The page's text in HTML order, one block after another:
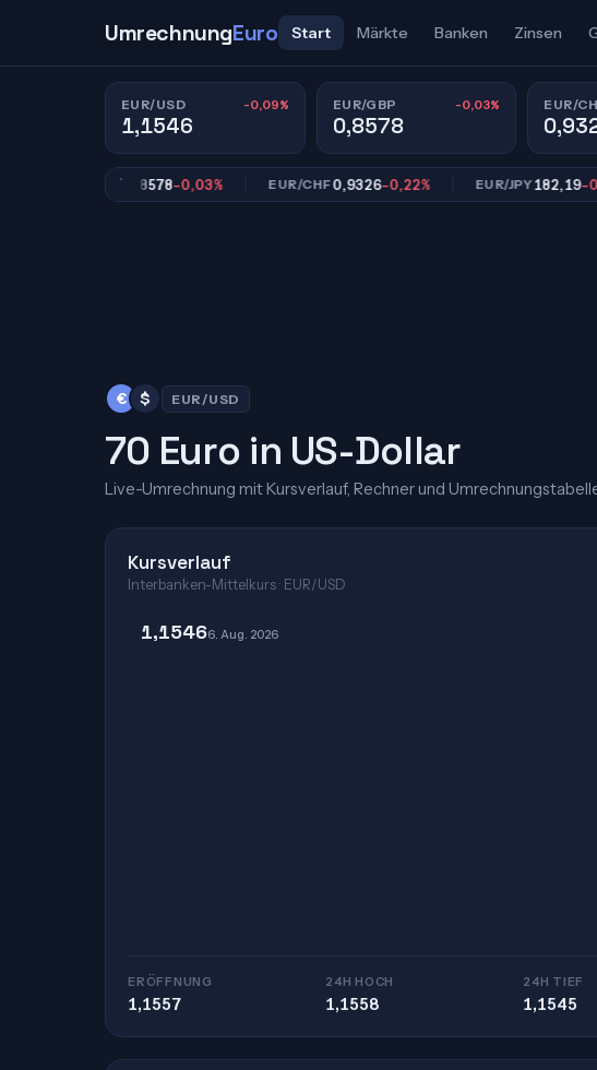
UmrechnungEuro Start Märkte Banken Zinsen
EUR/USD -0,09%
1,1546
EUR/GBP -0,03%
0,8578
EUR/
0,8578 -0,03% EUR/CHF0,9326-0,22% EUR/JPY182,19-0,21%
€ $ EUR/USD
70 Euro in US-Dollar
Live-Umrechnung mit Kursverlauf, Rechner und
Kursverlauf
Interbanken-Mittelkurs · EUR/USD
1,15466. Aug. 2026
ERÖFFNUNG
1,1557
24H HOCH
1,1558
24H TIEF
1,1545